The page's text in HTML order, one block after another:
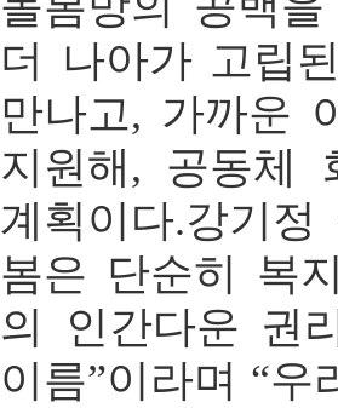
더 나아가 고립
만나고, 가까운
지원해, 공동체
계획이다.강기
봄은 단순히 복
의 인간다운 권
이름”이라며 “